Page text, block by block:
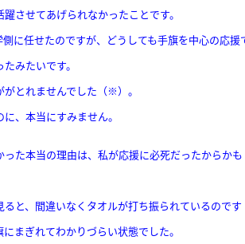
させてあげられなかったことです。
に任せたのですが、どうしても手旗を中心の応援
みたいです。
とれませんでした（※）。
、本当にすみません。
た本当の理由は、私が応援に必死だったからか
ると、間違いなくタオルが打ち振られているのです
まぎれてわかりづらい状態でした。